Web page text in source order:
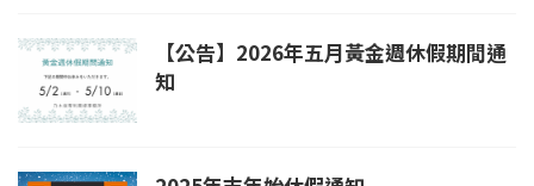
【公告】2026年五月黃金週休假期間通
知